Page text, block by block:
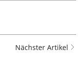
Nächster Artikel